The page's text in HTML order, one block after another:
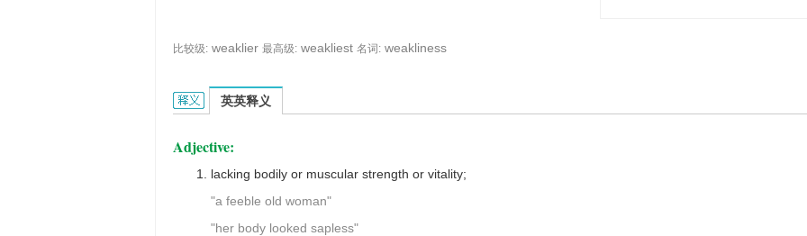
比较级: weaklier 最高级: weakliest 名词: weakliness
weakly的英文翻译是什么意思，词典释义与在线翻译：
英英释义
Adjective:
lacking bodily or muscular strength or vitality;
"a feeble old woman"
"her body looked sapless"